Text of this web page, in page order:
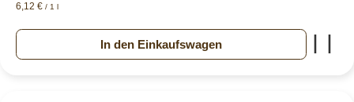
6,12 € / 1 l
In den Einkaufswagen